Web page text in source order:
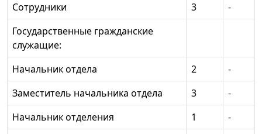
Сотрудники
3
-
Государственные гражданские
служащие:
Начальник отдела
2
-
Заместитель начальника отдела
3
-
Начальник отделения
1
-